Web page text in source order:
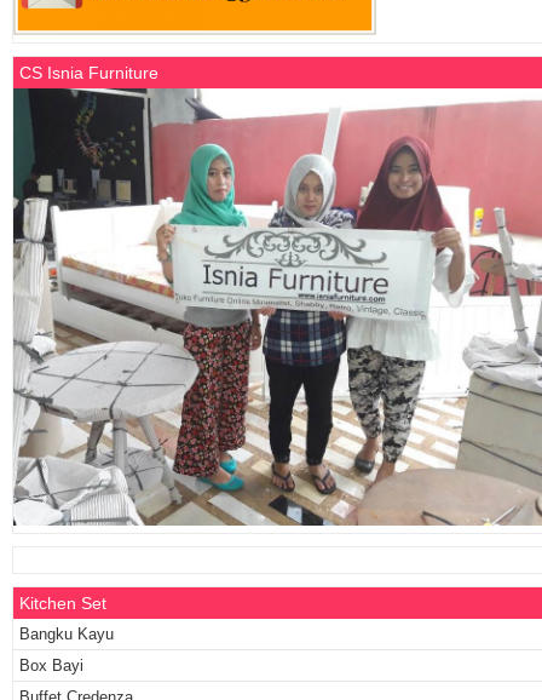
CS Isnia Furniture
Kitchen Set
Bangku Kayu
Box Bayi